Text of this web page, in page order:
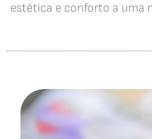
estética e conforto a uma